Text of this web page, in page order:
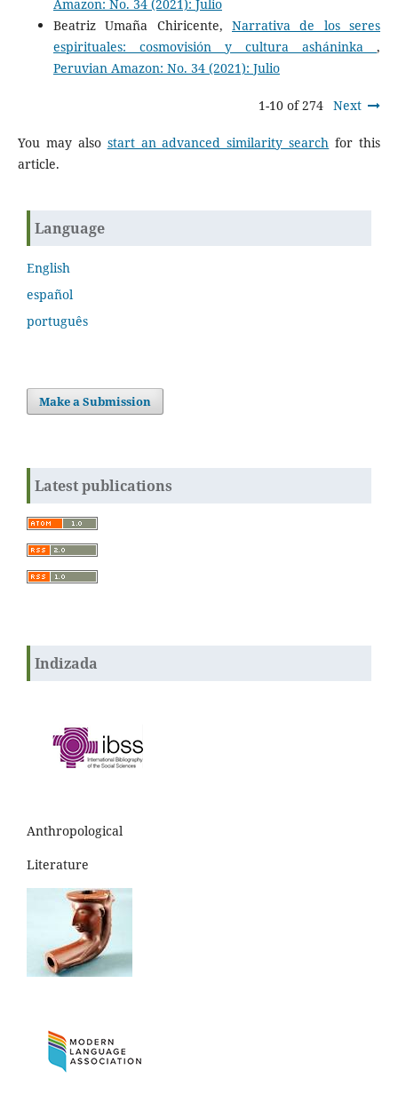
Amazon: No. 34 (2021): Julio
Beatriz Umaña Chiricente, Narrativa de los seres
espirituales: cosmovisión y cultura asháninka,
Peruvian Amazon: No. 34 (2021): Julio
1-10 of 274 Next
You may also start an advanced similarity search for this
article.
Language
English
español
português
Make a Submission
Latest publications
Indizada
Anthropological
Literature